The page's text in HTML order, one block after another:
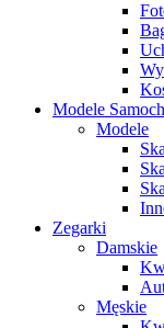
Modele
Modele
Zegarki
Damskie
Męskie